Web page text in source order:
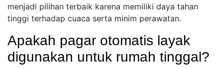
menjadi pilihan terbaik karena memiliki daya tahan
tinggi terhadap cuaca serta minim perawatan.
Apakah pagar otomatis layak
digunakan untuk rumah tinggal?